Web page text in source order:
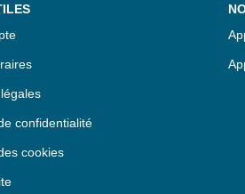
confidentialité
cookies